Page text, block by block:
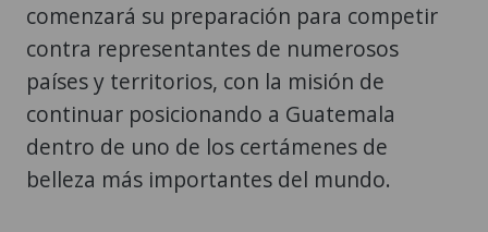
comenzará su preparación para competir
contra representantes de numerosos
países y territorios, con la misión de
continuar posicionando a Guatemala
dentro de uno de los certámenes de
belleza más importantes del mundo.